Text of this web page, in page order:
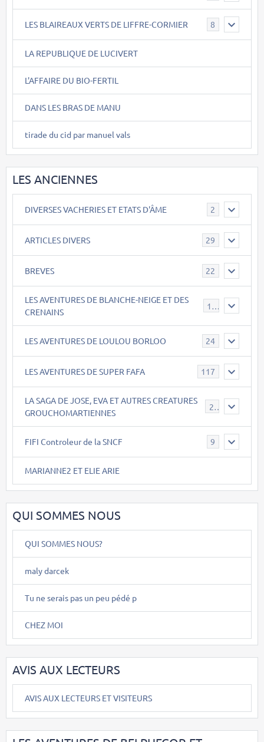
LES BLAIREAUX VERTS DE LIFFRE-CORMIER 8
LA REPUBLIQUE DE LUCIVERT
L'AFFAIRE DU BIO-FERTIL
DANS LES BRAS DE MANU
tirade du cid par manuel vals
LES ANCIENNES
DIVERSES VACHERIES ET ETATS D'ÂME 2
ARTICLES DIVERS 29
BREVES 22
LES AVENTURES DE BLANCHE-NEIGE ET DES
CRENAINS
17
LES AVENTURES DE LOULOU BORLOO 24
LES AVENTURES DE SUPER FAFA 117
LA SAGA DE JOSE, EVA ET AUTRES CREATURES
GROUCHOMARTIENNES
26
FIFI Controleur de la SNCF 9
MARIANNE2 ET ELIE ARIE
QUI SOMMES NOUS
QUI SOMMES NOUS?
maly darcek
Tu ne serais pas un peu pédé p
CHEZ MOI
AVIS AUX LECTEURS
AVIS AUX LECTEURS ET VISITEURS